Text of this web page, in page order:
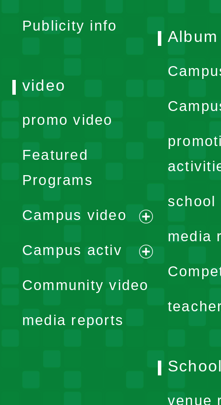
Publicity info
Album
school
media
video
promo video
Featured
Programs
Campus video
expand
menu
Campus activ
expand
Community video
media reports
venue